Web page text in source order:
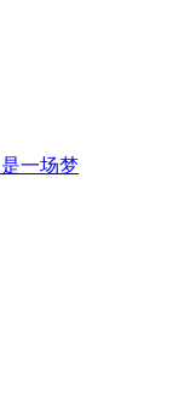
一场梦